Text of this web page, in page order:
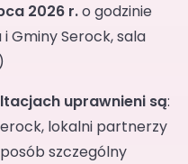
2026 r.o godzinie
Gminy Serock, sala
uprawnieni są:
lokalni partnerzy
szczególny